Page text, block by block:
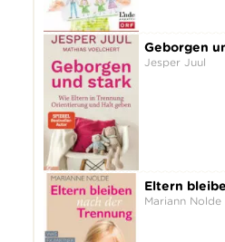
Geborgen
Jesper Juul
Eltern
Mariann Nolde